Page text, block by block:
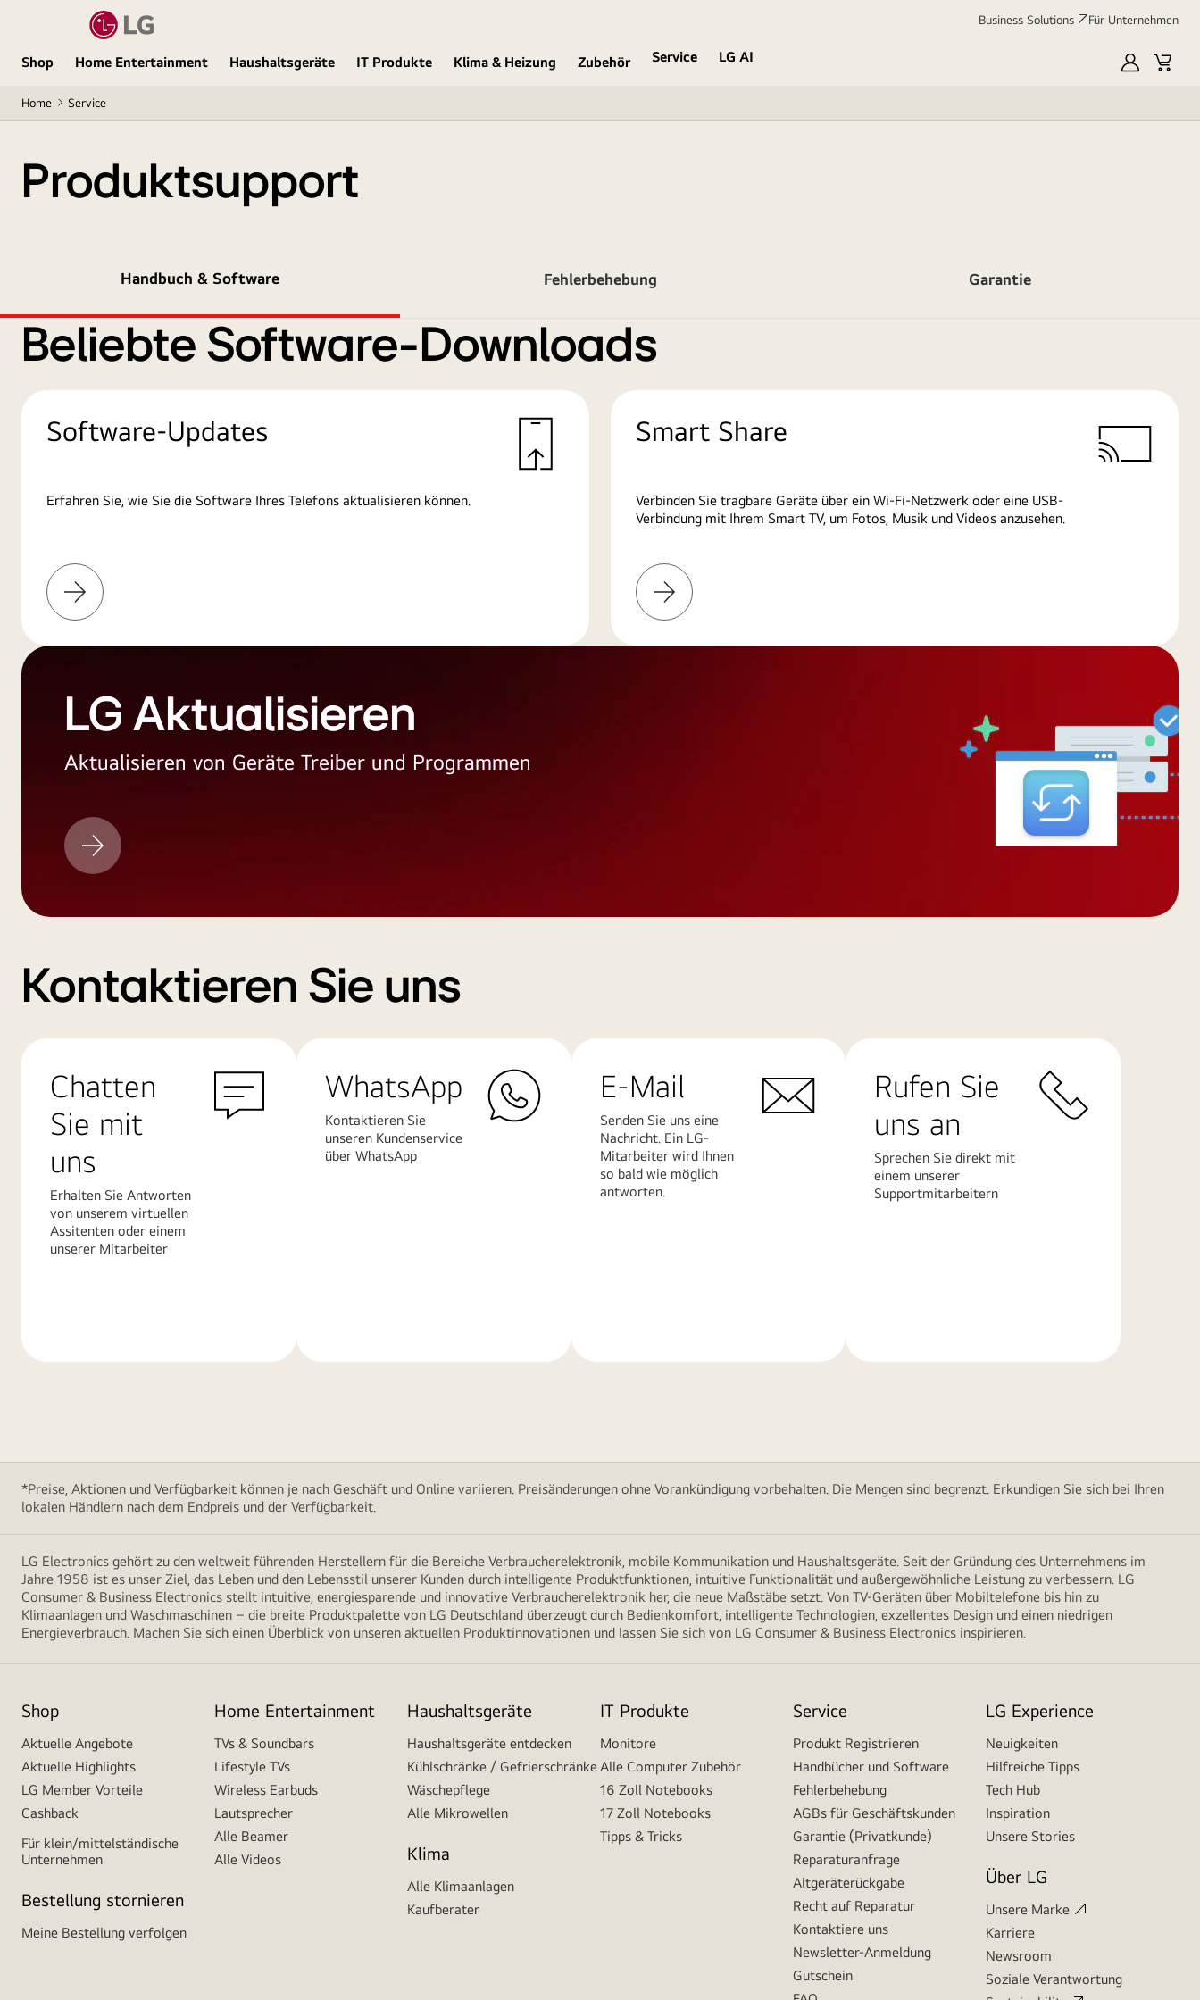
Business Solutions Für Unternehmen
Shop Home Entertainment Haushaltsgeräte IT Produkte Klima & Heizung Zubehör Service
LG AI
MyLGCart
Home Service
Produktsupport
Handbuch & Software Fehlerbehebung Garantie
Beliebte Software-Downloads
Software-Updates
Erfahren Sie, wie Sie die Software Ihres Telefons aktualisieren können.
Weitere
Informationen
Smart Share
Verbinden Sie tragbare Geräte über ein Wi-Fi-Netzwerk oder eine USB-
Verbindung mit Ihrem Smart TV, um Fotos, Musik und Videos anzusehen.
Weitere
Informationen
LG Aktualisieren
Aktualisieren von Geräte Treiber und Programmen
LG
Aktualisieren
Kontaktieren Sie uns
Chatten
Sie mit
uns
Erhalten Sie Antworten
von unserem virtuellen
Assitenten oder einem
unserer Mitarbeiter
WhatsApp
Kontaktieren Sie
unseren Kundenservice
über WhatsApp
E-Mail
Senden Sie uns eine
Nachricht. Ein LG-
Mitarbeiter wird Ihnen
so bald wie möglich
antworten.
Rufen Sie
uns an
Sprechen Sie direkt mit
einem unserer
Supportmitarbeitern
*Preise, Aktionen und Verfügbarkeit können je nach Geschäft und Online variieren. Preisänderungen ohne Vorankündigung vorbehalten. Die Mengen sind begrenzt. Erkundigen Sie sich bei Ihren
lokalen Händlern nach dem Endpreis und der Verfügbarkeit.
LG Electronics gehört zu den weltweit führenden Herstellern für die Bereiche Verbraucherelektronik, mobile Kommunikation und Haushaltsgeräte. Seit der Gründung des Unternehmens im
Jahre 1958 ist es unser Ziel, das Leben und den Lebensstil unserer Kunden durch intelligente Produktfunktionen, intuitive Funktionalität und außergewöhnliche Leistung zu verbessern. LG
Consumer & Business Electronics stellt intuitive, energiesparende und innovative Verbraucherelektronik her, die neue Maßstäbe setzt. Von TV-Geräten über Mobiltelefone bis hin zu
Klimaanlagen und Waschmaschinen – die breite Produktpalette von LG Deutschland überzeugt durch Bedienkomfort, intelligente Technologien, exzellentes Design und einen niedrigen
Energieverbrauch. Machen Sie sich einen Überblick von unseren aktuellen Produktinnovationen und lassen Sie sich von LG Consumer & Business Electronics inspirieren.
Shop
Aktuelle Angebote
Aktuelle Highlights
LG Member Vorteile
Cashback
Für klein/mittelständische
Unternehmen
Bestellung stornieren
Meine Bestellung verfolgen
Home Entertainment
TVs & Soundbars
Lifestyle TVs
Wireless Earbuds
Lautsprecher
Alle Beamer
Alle Videos
Haushaltsgeräte
Haushaltsgeräte entdecken
Kühlschränke / Gefrierschränke
Wäschepflege
Alle Mikrowellen
Klima
Alle Klimaanlagen
Kaufberater
IT Produkte
Monitore
Alle Computer Zubehör
16 Zoll Notebooks
17 Zoll Notebooks
Tipps & Tricks
Service
Produkt Registrieren
Handbücher und Software
Fehlerbehebung
AGBs für Geschäftskunden
Garantie (Privatkunde)
Reparaturanfrage
Altgeräterückgabe
Recht auf Reparatur
Kontaktiere uns
Newsletter-Anmeldung
Gutschein
LG Experience
Neuigkeiten
Hilfreiche Tipps
Tech Hub
Inspiration
Unsere Stories
Über LG
Unsere Marke
Karriere
Newsroom
Soziale Verantwortung